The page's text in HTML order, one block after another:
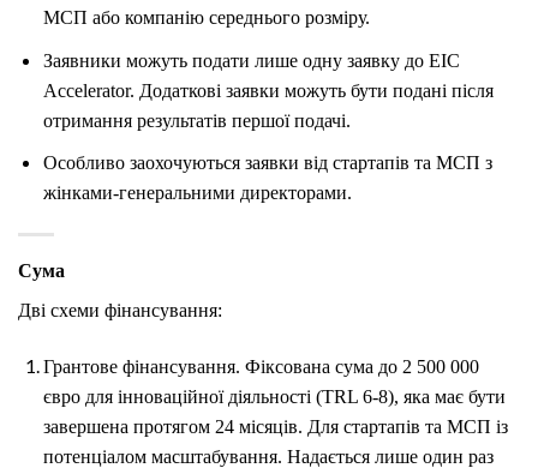
МСП або компанію середнього розміру.
Заявники можуть подати лише одну заявку до EIC
Accelerator. Додаткові заявки можуть бути подані після
отримання результатів першої подачі.
Особливо заохочуються заявки від стартапів та МСП з
жінками-генеральними директорами.
Сума
Дві схеми фінансування:
Грантове фінансування. Фіксована сума до 2 500 000
євро для інноваційної діяльності (TRL 6‑8), яка має бути
завершена протягом 24 місяців. Для стартапів та МСП із
потенціалом масштабування. Надається лише один раз